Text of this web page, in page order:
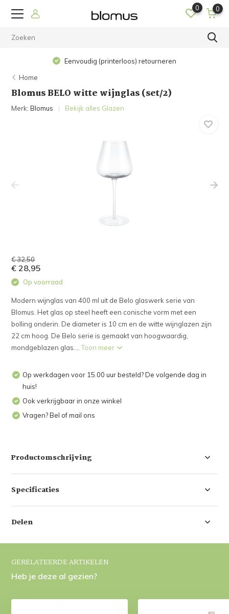
0 0
Eenvoudig (printerloos) retourneren
Home
Blomus BELO witte wijnglas (set/2)
Merk:Blomus Bekijk alles Glazen
€ 32,50
€ 28,95
Op voorraad
Modern wijnglas van 400 ml uit de Belo glaswerk serie van
Blomus. Het glas op steel heeft een conische vorm met een
bolling onderin. De diameter is 10 cm en de witte wijnglazen zijn
22 cm hoog. De Belo serie is gemaakt van hoogwaardig,
mondgeblazen glas....Toon meer
Op werkdagen voor 15.00 uur besteld? De volgende dag in
huis!
Ook verkrijgbaar in onze winkel
Vragen? Bel of mail ons
Productomschrijving
Specificaties
Delen
GERELATEERDE ARTIKELEN
Heb je deze al gezien?